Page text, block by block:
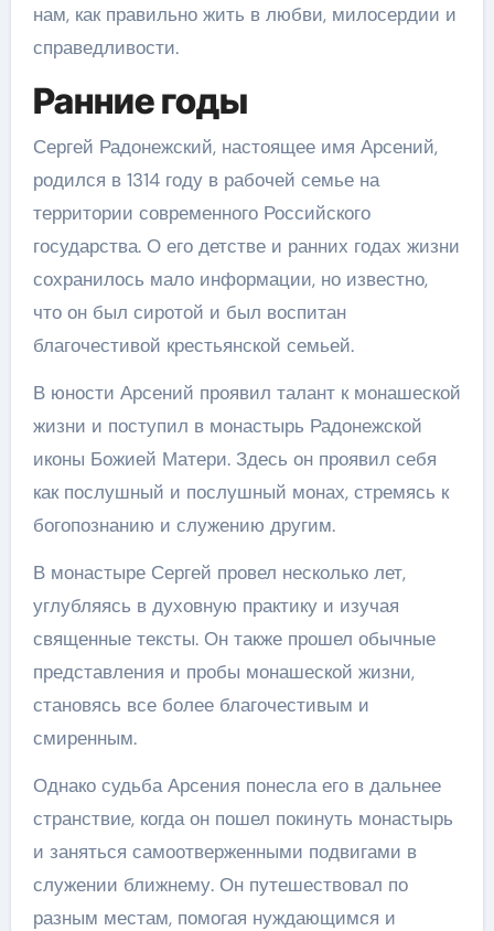
нам, как правильно жить в любви, милосердии и
справедливости.
Ранние годы
Сергей Радонежский, настоящее имя Арсений,
родился в 1314 году в рабочей семье на
территории современного Российского
государства. О его детстве и ранних годах жизни
сохранилось мало информации, но известно,
что он был сиротой и был воспитан
благочестивой крестьянской семьей.
В юности Арсений проявил талант к монашеской
жизни и поступил в монастырь Радонежской
иконы Божией Матери. Здесь он проявил себя
как послушный и послушный монах, стремясь к
богопознанию и служению другим.
В монастыре Сергей провел несколько лет,
углубляясь в духовную практику и изучая
священные тексты. Он также прошел обычные
представления и пробы монашеской жизни,
становясь все более благочестивым и
смиренным.
Однако судьба Арсения понесла его в дальнее
странствие, когда он пошел покинуть монастырь
и заняться самоотверженными подвигами в
служении ближнему. Он путешествовал по
разным местам, помогая нуждающимся и